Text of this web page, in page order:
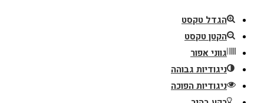
הגדל טקסט
הקטן טקסט
גווני אפור
ניגודיות גבוהה
ניגודיות הפוכה